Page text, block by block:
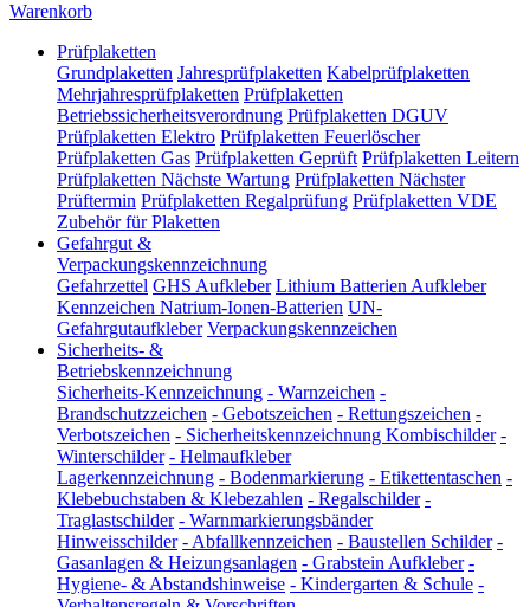
Warenkorb
Prüfplaketten
Grundplaketten Jahresprüfplaketten Kabelprüfplaketten
Mehrjahresprüfplaketten Prüfplaketten
Betriebssicherheitsverordnung Prüfplaketten DGUV
Prüfplaketten Elektro Prüfplaketten Feuerlöscher
Prüfplaketten Gas Prüfplaketten Geprüft Prüfplaketten Leitern
Prüfplaketten Nächste Wartung Prüfplaketten Nächster
Prüftermin Prüfplaketten Regalprüfung Prüfplaketten VDE
Zubehör für Plaketten
Gefahrgut &
Verpackungskennzeichnung
Gefahrzettel GHS Aufkleber Lithium Batterien Aufkleber
Kennzeichen Natrium-Ionen-Batterien UN-
Gefahrgutaufkleber Verpackungskennzeichen
Sicherheits- &
Betriebskennzeichnung
Sicherheits-Kennzeichnung - Warnzeichen -
Brandschutzzeichen - Gebotszeichen - Rettungszeichen -
Verbotszeichen - Sicherheitskennzeichnung Kombischilder -
Winterschilder - Helmaufkleber
Lagerkennzeichnung - Bodenmarkierung - Etikettentaschen -
Klebebuchstaben & Klebezahlen - Regalschilder -
Traglastschilder - Warnmarkierungsbänder
Hinweisschilder - Abfallkennzeichen - Baustellen Schilder -
Gasanlagen & Heizungsanlagen - Grabstein Aufkleber -
Hygiene- & Abstandshinweise - Kindergarten & Schule -